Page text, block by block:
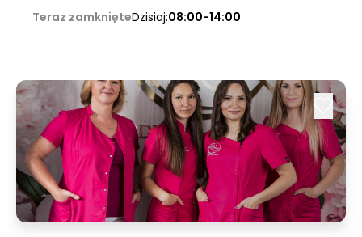
Teraz zamknięteDzisiaj:08:00-14:00